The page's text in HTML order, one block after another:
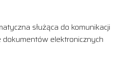
służąca do komunikacji
dokumentów elektronicznych